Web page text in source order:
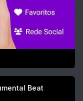
Beat